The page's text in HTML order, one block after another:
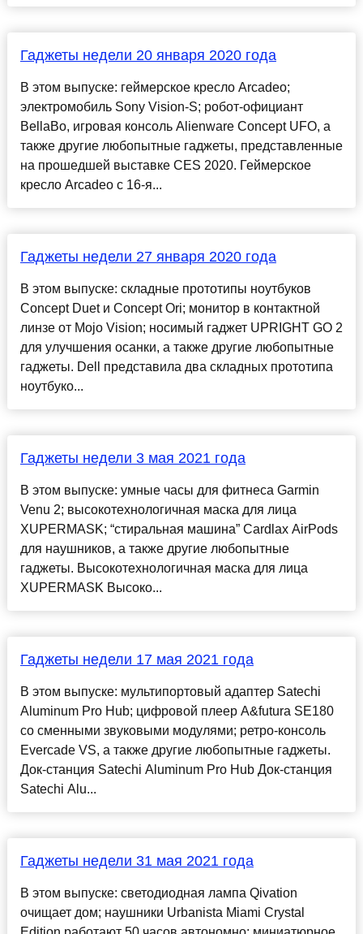
Гаджеты недели 20 января 2020 года
В этом выпуске: геймерское кресло Arcadeo;
электромобиль Sony Vision-S; робот-официант
BellaBo, игровая консоль Alienware Concept UFO, а
также другие любопытные гаджеты, представленные
на прошедшей выставке CES 2020. Геймерское
кресло Arcadeo с 16-я...
Гаджеты недели 27 января 2020 года
В этом выпуске: складные прототипы ноутбуков
Concept Duet и Concept Ori; монитор в контактной
линзе от Mojo Vision; носимый гаджет UPRIGHT GO 2
для улучшения осанки, а также другие любопытные
гаджеты. Dell представила два складных прототипа
ноутбуко...
Гаджеты недели 3 мая 2021 года
В этом выпуске: умные часы для фитнеса Garmin
Venu 2; высокотехнологичная маска для лица
XUPERMASK; “стиральная машина” Cardlax AirPods
для наушников, а также другие любопытные
гаджеты. Высокотехнологичная маска для лица
XUPERMASK Высоко...
Гаджеты недели 17 мая 2021 года
В этом выпуске: мультипортовый адаптер Satechi
Aluminum Pro Hub; цифровой плеер A&futura SE180
со сменными звуковыми модулями; ретро-консоль
Evercade VS, а также другие любопытные гаджеты.
Док-станция Satechi Aluminum Pro Hub Док-станция
Satechi Alu...
Гаджеты недели 31 мая 2021 года
В этом выпуске: светодиодная лампа Qivation
очищает дом; наушники Urbanista Miami Crystal